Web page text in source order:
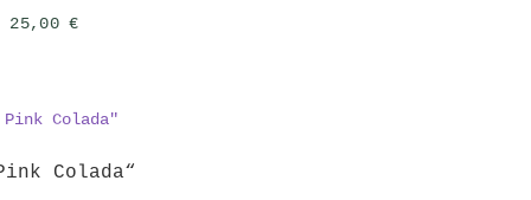
Ursprünglicher
32,00 €
25,00€Aktueller
25,00 €.
Colada“